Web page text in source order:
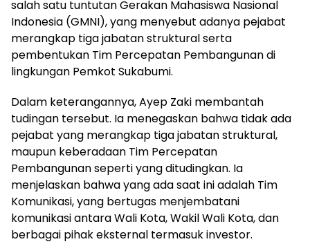
salah satu tuntutan Gerakan Mahasiswa Nasional
Indonesia (GMNI), yang menyebut adanya pejabat
merangkap tiga jabatan struktural serta
pembentukan Tim Percepatan Pembangunan di
lingkungan Pemkot Sukabumi.
Dalam keterangannya, Ayep Zaki membantah
tudingan tersebut. Ia menegaskan bahwa tidak ada
pejabat yang merangkap tiga jabatan struktural,
maupun keberadaan Tim Percepatan
Pembangunan seperti yang ditudingkan. Ia
menjelaskan bahwa yang ada saat ini adalah Tim
Komunikasi, yang bertugas menjembatani
komunikasi antara Wali Kota, Wakil Wali Kota, dan
berbagai pihak eksternal termasuk investor.